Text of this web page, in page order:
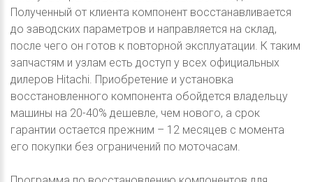
Полученный от клиента компонент восстанавливается
до заводских параметров и направляется на склад,
после чего он готов к повторной эксплуатации. К таким
запчастям и узлам есть доступ у всех официальных
дилеров Hitachi. Приобретение и установка
восстановленного компонента обойдется владельцу
машины на 20-40% дешевле, чем нового, а срок
гарантии остается прежним – 12 месяцев с момента
его покупки без ограничений по моточасам.